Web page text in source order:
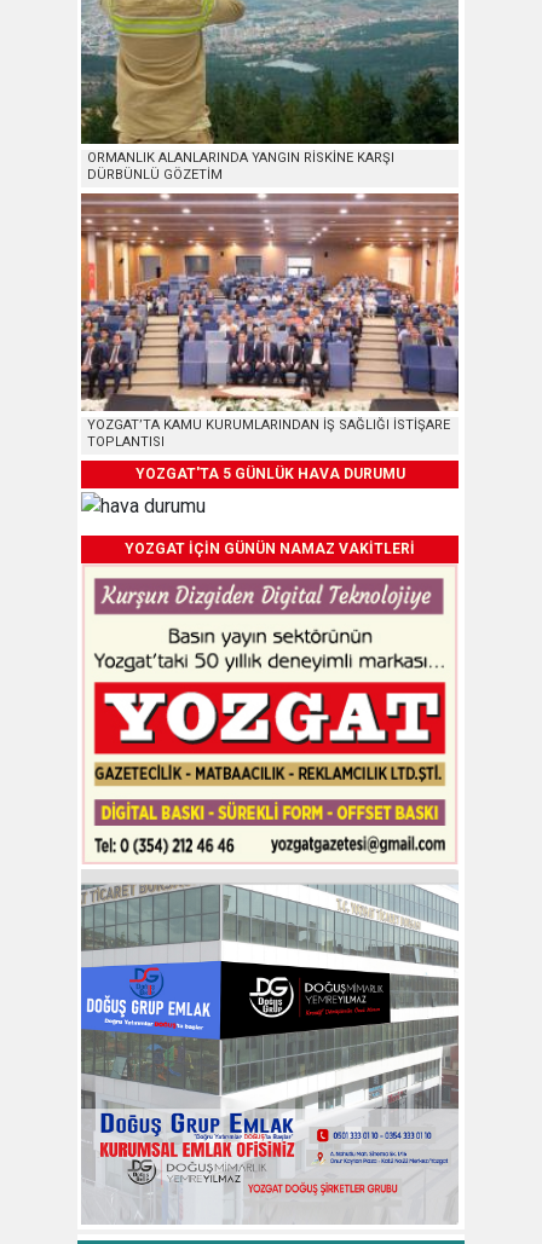
ORMANLIK ALANLARINDA YANGIN RİSKİNE KARŞI
DÜRBÜNLÜ GÖZETİM
YOZGAT’TA KAMU KURUMLARINDAN İŞ SAĞLIĞI İSTİŞARE
TOPLANTISI
YOZGAT'TA 5 GÜNLÜK HAVA DURUMU
YOZGAT İÇİN GÜNÜN NAMAZ VAKİTLERİ